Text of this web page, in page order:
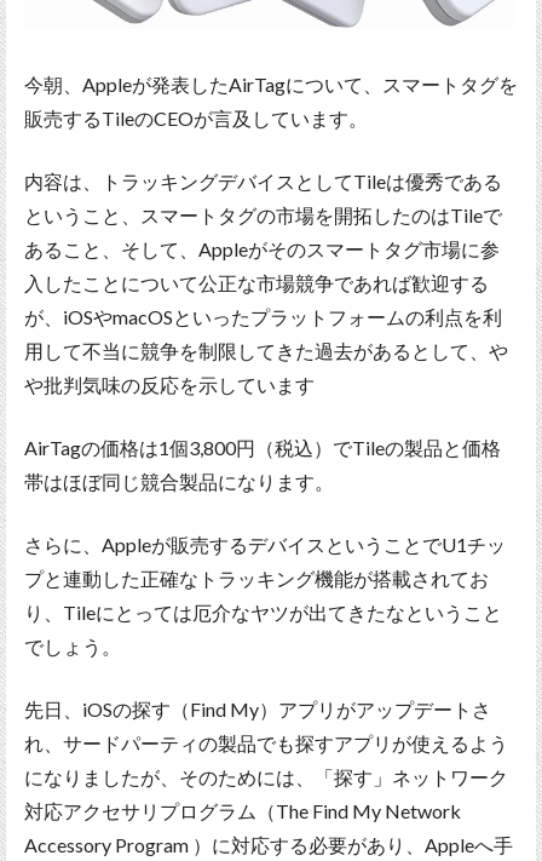
今朝、Appleが発表したAirTagについて、スマートタグを
販売するTileのCEOが言及しています。
内容は、トラッキングデバイスとしてTileは優秀である
ということ、スマートタグの市場を開拓したのはTileで
あること、そして、Appleがそのスマートタグ市場に参
入したことについて公正な市場競争であれば歓迎する
が、iOSやmacOSといったプラットフォームの利点を利
用して不当に競争を制限してきた過去があるとして、や
や批判気味の反応を示しています
AirTagの価格は1個3,800円（税込）でTileの製品と価格
帯はほぼ同じ競合製品になります。
さらに、Appleが販売するデバイスということでU1チッ
プと連動した正確なトラッキング機能が搭載されてお
り、Tileにとっては厄介なヤツが出てきたなということ
でしょう。
先日、iOSの探す（Find My）アプリがアップデートさ
れ、サードパーティの製品でも探すアプリが使えるよう
になりましたが、そのためには、「探す」ネットワーク
対応アクセサリプログラム（The Find My Network
Accessory Program ）に対応する必要があり、Appleへ手